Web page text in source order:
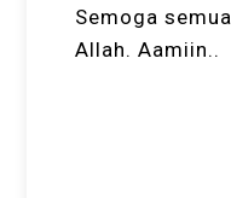
Semoga
Allah. Aamiin..